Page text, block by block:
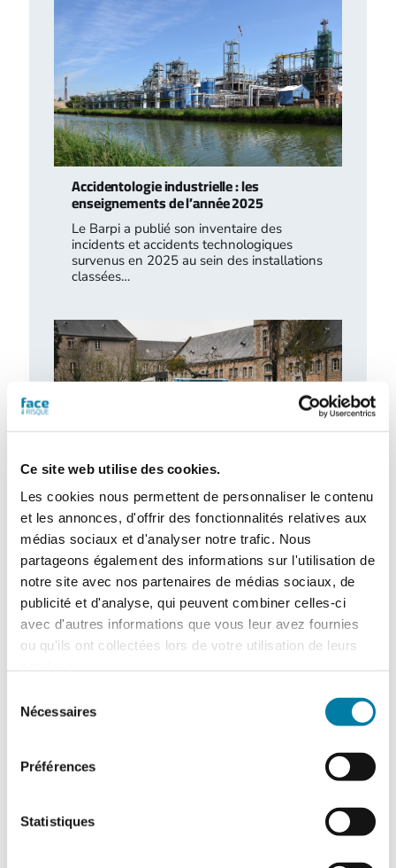
Ce site web utilise des cookies.
Les cookies nous permettent de personnaliser le contenu
et les annonces, d'offrir des fonctionnalités relatives aux
médias sociaux et d'analyser notre trafic. Nous
partageons également des informations sur l'utilisation de
notre site avec nos partenaires de médias sociaux, de
publicité et d'analyse, qui peuvent combiner celles-ci
avec d'autres informations que vous leur avez fournies
ou qu'ils ont collectées lors de votre utilisation de leurs
Nécessaires
Préférences
Statistiques
Accidentologie industrielle : les
enseignements de l’année 2025
Le Barpi a publié son inventaire des
incidents et accidents technologiques
survenus en 2025 au sein des installations
classées…
Retour d’expérience : exercice attentat au
CH de l’Estran
Le centre hospitalier de l’Estran a organisé,
le 10 février 2026, un exercice attentat
terroriste de grande ampleur. Romain…